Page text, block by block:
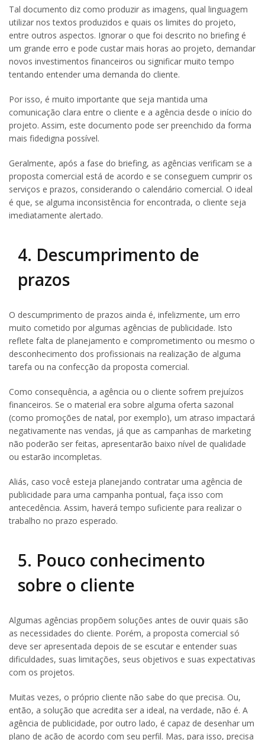
Tal documento diz como produzir as imagens, qual linguagem
utilizar nos textos produzidos e quais os limites do projeto,
entre outros aspectos. Ignorar o que foi descrito no briefing é
um grande erro e pode custar mais horas ao projeto, demandar
novos investimentos financeiros ou significar muito tempo
tentando entender uma demanda do cliente.
Por isso, é muito importante que seja mantida uma
comunicação clara entre o cliente e a agência desde o início do
projeto. Assim, este documento pode ser preenchido da forma
mais fidedigna possível.
Geralmente, após a fase do briefing, as agências verificam se a
proposta comercial está de acordo e se conseguem cumprir os
serviços e prazos, considerando o calendário comercial. O ideal
é que, se alguma inconsistência for encontrada, o cliente seja
imediatamente alertado.
4. Descumprimento de
prazos
O descumprimento de prazos ainda é, infelizmente, um erro
muito cometido por algumas agências de publicidade. Isto
reflete falta de planejamento e comprometimento ou mesmo o
desconhecimento dos profissionais na realização de alguma
tarefa ou na confecção da proposta comercial.
Como consequência, a agência ou o cliente sofrem prejuízos
financeiros. Se o material era sobre alguma oferta sazonal
(como promoções de natal, por exemplo), um atraso impactará
negativamente nas vendas, já que as campanhas de marketing
não poderão ser feitas, apresentarão baixo nível de qualidade
ou estarão incompletas.
Aliás, caso você esteja planejando contratar uma agência de
publicidade para uma campanha pontual, faça isso com
antecedência. Assim, haverá tempo suficiente para realizar o
trabalho no prazo esperado.
5. Pouco conhecimento
sobre o cliente
Algumas agências propõem soluções antes de ouvir quais são
as necessidades do cliente. Porém, a proposta comercial só
deve ser apresentada depois de se escutar e entender suas
dificuldades, suas limitações, seus objetivos e suas expectativas
com os projetos.
Muitas vezes, o próprio cliente não sabe do que precisa. Ou,
então, a solução que acredita ser a ideal, na verdade, não é. A
agência de publicidade, por outro lado, é capaz de desenhar um
plano de ação de acordo com seu perfil. Mas, para isso, precisa